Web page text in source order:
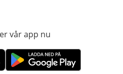
vår app nu
öppnas i nytt fönster